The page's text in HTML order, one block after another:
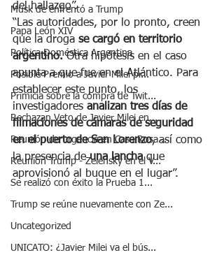
Musk de enfrentó a Trump
Papa León XIV
Política Doméstica Argentina
Posible Premio a Javier Milei pr...
Primicia sobre la compra de Twit...
Rechazan Veto de Javier Milei en...
Reunión de urgencia en Casa Rosa...
Reunión Trump - Zelensky en el V...
Se realizó con éxito la Prueba 1...
Trump se reúne nuevamente con Ze...
Uncategorized
UNICATO: ¿Javier Milei va el bús...
del hallazgo”.
“Las autoridades, por lo pronto, creen
que la droga se cargó en territorio
argentino. Otra hipótesis en el caso
apunta a que fue en el Atlántico. Para
establecer este punto, los
investigadores analizan tres días de
filmaciones de cámaras de seguridad
en el puerto de San Lorenzo, así como
la presencia de una lancha que
aprovisionó al buque en el lugar”.